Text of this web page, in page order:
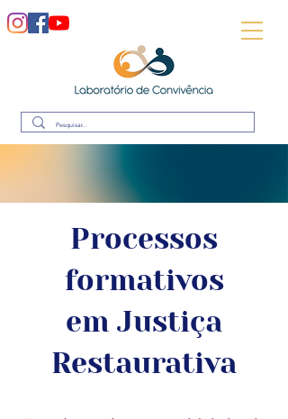
Processos
formativos
em Justiça
Restaurativa